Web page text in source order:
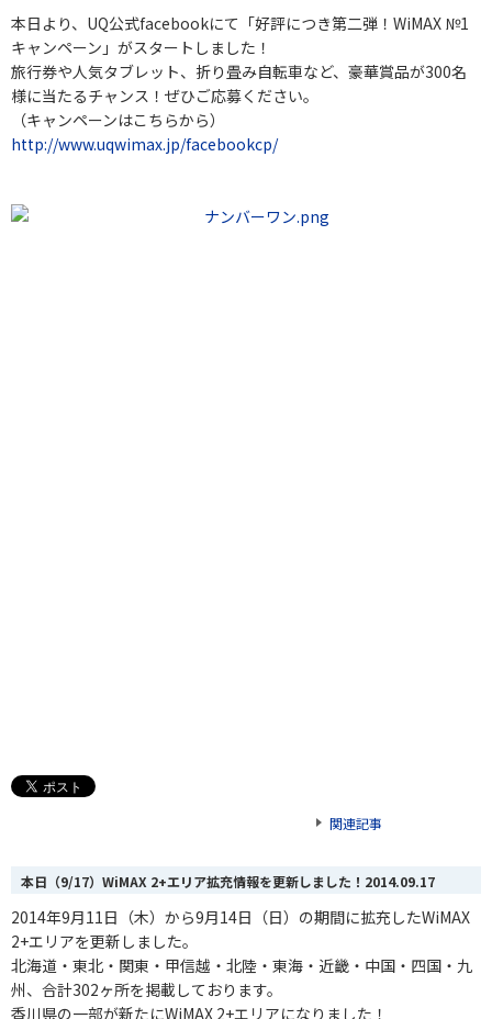
本日より、UQ公式facebookにて「好評につき第二弾！WiMAX №1
キャンペーン」がスタートしました！
旅行券や人気タブレット、折り畳み自転車など、豪華賞品が300名
様に当たるチャンス！ぜひご応募ください。
（キャンペーンはこちらから）
http://www.uqwimax.jp/facebookcp/
関連記事
本日（9/17）WiMAX 2+エリア拡充情報を更新しました！ 2014.09.17
2014年9月11日（木）から9月14日（日）の期間に拡充したWiMAX
2+エリアを更新しました。
北海道・東北・関東・甲信越・北陸・東海 ・ 近畿・中国・四国・九
州、合計302ヶ所を掲載しております。
香川県の一部が新たにWiMAX 2+エリアになりました！